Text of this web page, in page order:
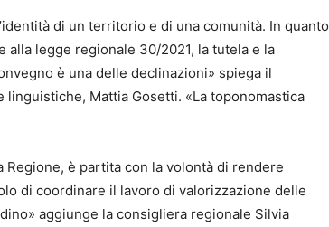
di un territorio e di una comunità. In quanto
legge regionale 30/2021, la tutela e la
è una delle declinazioni» spiega il
Mattia Gosetti. «La toponomastica
è partita con la volontà di rendere
di coordinare il lavoro di valorizzazione delle
aggiunge la consigliera regionale Silvia